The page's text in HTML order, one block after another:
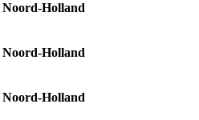
Noord-Holland
Noord-Holland
Noord-Holland